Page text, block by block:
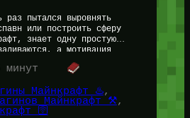
раз пытался выровнять
или построить сферу
знает одну простую
а мотивация
третьем часу расстановки
минут
Майнкрафт ♨️
Майнкрафт ⚒️
🛜